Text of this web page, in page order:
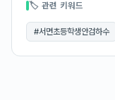
🏷 관련 키워드
#서면초등학생안검하수